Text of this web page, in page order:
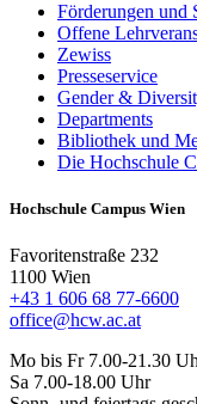
Förderungen und
Offene
Zewiss
Presseservice
Gender &
Departments
Bibliothek und
Die Hochschule
Hochschule Campus Wien
Favoritenstraße 232
1100 Wien
+43 1 606 68 77-6600
office@hcw.ac.at
Mo bis Fr 7.00-21.30
Sa 7.00-18.00 Uhr